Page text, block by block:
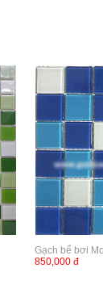
Gạch bể bơi
850,000 đ